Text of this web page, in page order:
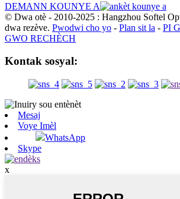
DEMANN KOUNYE A
© Dwa otè - 2010-2025 : Hangzhou Softel
dwa rezève. Pwodwi cho yo - Plan sit la - PI
GWO RECHÈCH
Kontak sosyal:
Mesaj
Voye Imèl
WhatsApp
Skype
x